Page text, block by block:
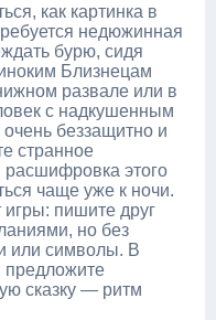
как картинка в
недюжинная
бурю, сидя
Близнецам
развале или в
с надкушенным
беззащитно и
странное
этого
чаще уже к ночи.
игры: пишите друг
но без
или символы. В
предложите
сказку — ритм